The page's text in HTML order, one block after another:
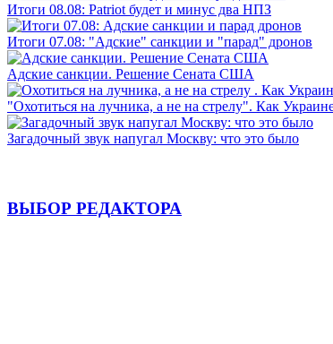
Итоги 08.08: Patriot будет и минус два НПЗ
Итоги 07.08: "Адские" санкции и "парад" дронов
Адские санкции. Решение Сената США
"Охотиться на лучника, а не на стрелу". Как
Загадочный звук напугал Москву: что это было
ВЫБОР РЕДАКТОРА